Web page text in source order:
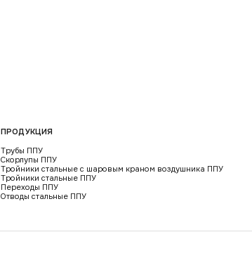
ПРОДУКЦИЯ
Трубы ППУ
Скорлупы ППУ
Тройники стальные с шаровым краном воздушника ППУ
Тройники стальные ППУ
Переходы ППУ
Отводы стальные ППУ